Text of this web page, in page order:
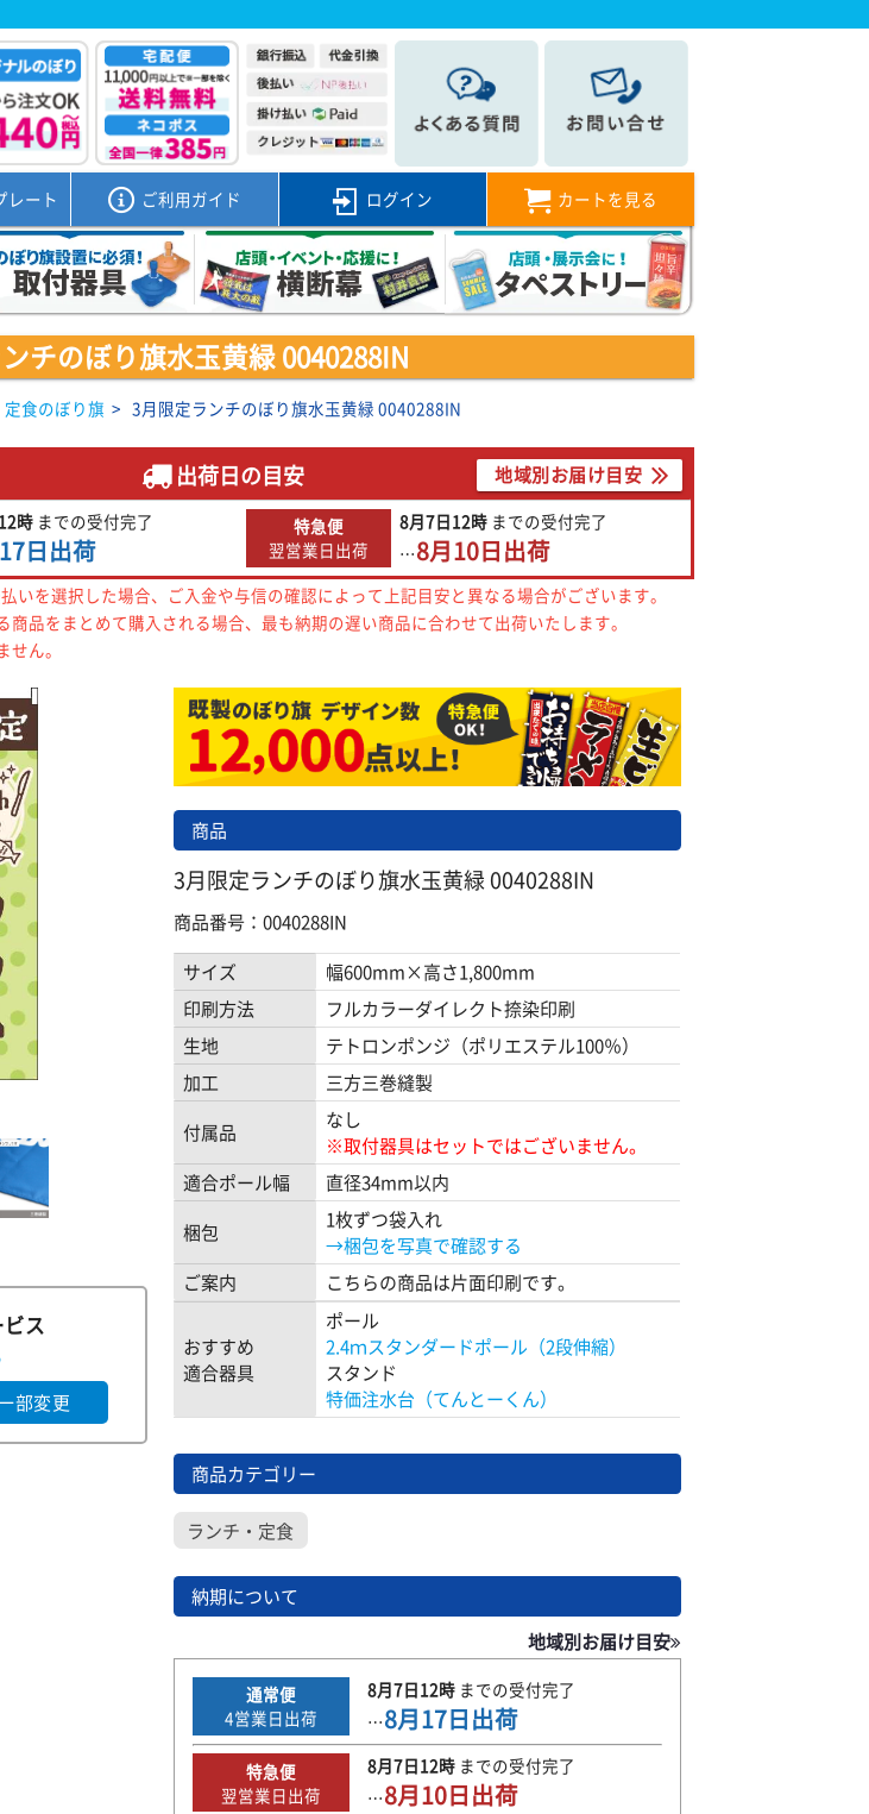
レート ご利用ガイド ログイン カートを見る
チのぼり旗水玉黄緑 0040288IN
定食のぼり旗 > 3月限定ランチのぼり旗水玉黄緑 0040288IN
出荷日の目安 地域別お届け目安
12時 までの受付完了
日出荷
特急便
翌営業日出荷
8月7日12時 までの受付完了
…8月10日出荷
いを選択した場合、ご入金や与信の確認によって上記目安と異なる場合がございます。
品をまとめて購入される場合、最も納期の遅い商品に合わせて出荷いたします。
ん。
ス
部変更
商品
3月限定ランチのぼり旗水玉黄緑 0040288IN
商品番号：0040288IN
サイズ
幅600mm×高さ1,800mm
印刷方法
フルカラーダイレクト捺染印刷
生地
テトロンポンジ（ポリエステル100％）
加工
三方三巻縫製
付属品
なし
※取付器具はセットではございません。
適合ポール幅
直径34mm以内
梱包
1枚ずつ袋入れ
→梱包を写真で確認する
ご案内
こちらの商品は片面印刷です。
おすすめ
適合器具
ポール
2.4ｍスタンダードポール（2段伸縮）
スタンド
特価注水台（てんとーくん）
商品カテゴリー
ランチ・定食
納期について
地域別お届け目安
通常便
4営業日出荷
8月7日12時までの受付完了
…8月17日出荷
特急便
翌営業日出荷
8月7日12時までの受付完了
…8月10日出荷